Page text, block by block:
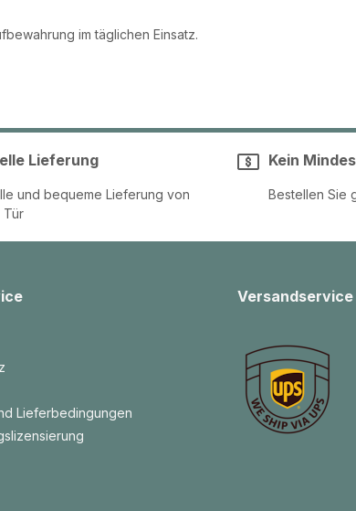
im täglichen Einsatz.
Lieferung
und bequeme Lieferung von
Tür
Kein
Bestellen Sie
Lieferbedingungen
Versandservice